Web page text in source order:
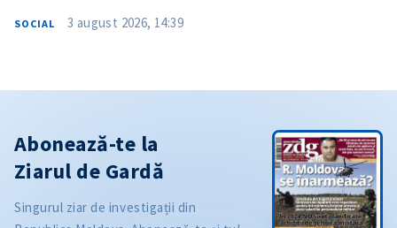
SOCIAL 3 august 2026, 14:39
Abonează-te la
Ziarul de Gardă
Singurul ziar de investigații din